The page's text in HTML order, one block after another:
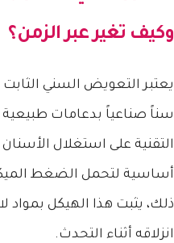
وكيف تغير عبر الزمن؟
يعتبر التعويض السني
سناً صناعياً بدعامات
التقنية على استغلال الأسنان
أساسية لتحمل الضغط
ذلك، يثبت هذا الهيكل بمواد
انزلاقه أثناء التحدث.